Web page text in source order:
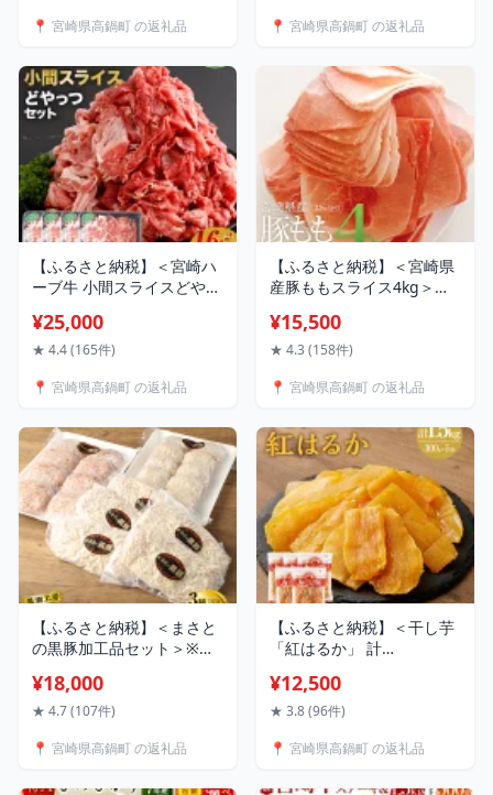
📍 宮崎県高鍋町 の返礼品
鍋町 【冷凍】
📍 宮崎県高鍋町 の返礼品
【ふるさと納税】＜宮崎ハ
ーブ牛 小間スライスどやっ
＞ ※入金確認後、翌月末迄
に順次出荷します。 牛肉
やまんうえ 宮崎県 高鍋町
¥25,000
★ 4.4 (165件)
📍 宮崎県高鍋町 の返礼品
【ふるさと納税】＜宮崎県
産豚ももスライス4kg＞
乃屋 宮崎県 高鍋町 【冷
凍】
¥15,500
★ 4.3 (158件)
📍 宮崎県高鍋町 の返礼品
【ふるさと納税】＜まさと
の黒豚加工品セット＞※入
次出荷します。 全部黒豚！
自家製メンチカツ ハンバー
豚肉 黒潮工房 宮崎県 高鍋
¥18,000
★ 4.7 (107件)
📍 宮崎県高鍋町 の返礼品
【ふるさと納税】＜干し芋
「紅はるか」 計
金確認後、4か月以内に順
次出荷します 宮崎産 熟成
落とし 和菓子 和スイーツ
¥12,500
★ 3.8 (96件)
📍 宮崎県高鍋町 の返礼品